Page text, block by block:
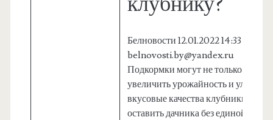
Белновости 12.01.2022 14:33
belnovosti.by@yandex.ru
Подкормки могут не только
увеличить урожайность и
вкусовые качества клубники, но и
оставить дачника без единой